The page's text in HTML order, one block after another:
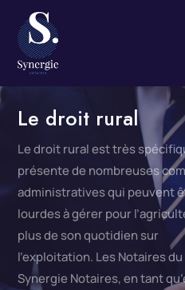
Le droit rural
Le droit rural est très
présente de nombreuses
administratives qui peuvent
lourdes à gérer pour
plus de son quotidien sur
l’exploitation. Les Notaires
Synergie Notaires, en tant